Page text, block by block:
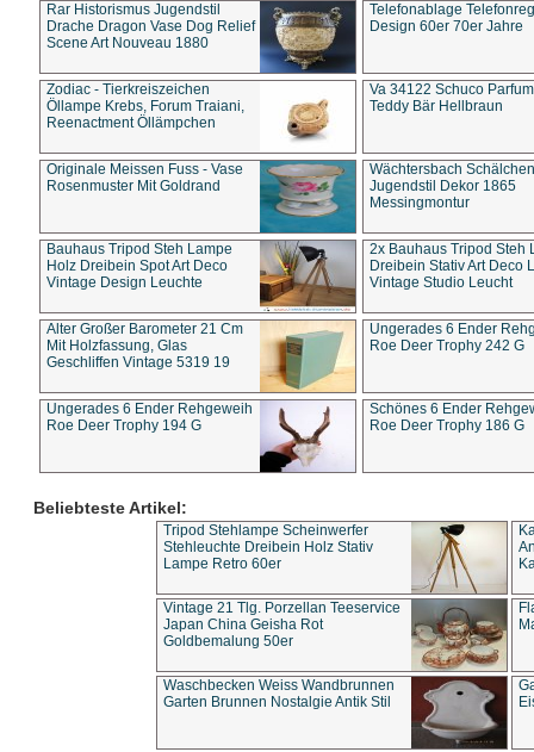
Rar Historismus Jugendstil
Drache Dragon Vase Dog Relief
Scene Art Nouveau 1880
Telefonablage
Design 60er 70er Jahre
Zodiac - Tierkreiszeichen
Öllampe Krebs, Forum Traiani,
Reenactment Öllämpchen
Va 34122 Schuco
Teddy Bär Hellbraun
Originale Meissen Fuss - Vase
Rosenmuster Mit Goldrand
Wächtersbach Schälchen
Jugendstil Dekor 1865
Messingmontur
Bauhaus Tripod Steh Lampe
Holz Dreibein Spot Art Deco
Vintage Design Leuchte
2x Bauhaus Tripod Steh
Dreibein Stativ Art Deco
Vintage Studio Leucht
Alter Großer Barometer 21 Cm
Mit Holzfassung, Glas
Geschliffen Vintage 5319 19
Ungerades 6 Ender
Roe Deer Trophy 242 G
Ungerades 6 Ender Rehgeweih
Roe Deer Trophy 194 G
Schönes 6 Ender
Roe Deer Trophy 186 G
Beliebteste Artikel:
Tripod Stehlampe Scheinwerfer
Stehleuchte Dreibein Holz Stativ
Lampe Retro 60er
Vintage 21 Tlg. Porzellan Teeservice
Japan China Geisha Rot
Goldbemalung 50er
Waschbecken Weiss Wandbrunnen
Garten Brunnen Nostalgie Antik Stil